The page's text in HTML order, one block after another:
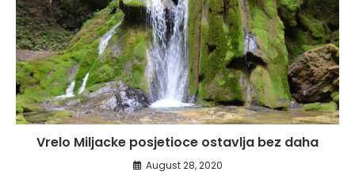
Vrelo Miljacke posjetioce ostavlja bez daha
August 28, 2020